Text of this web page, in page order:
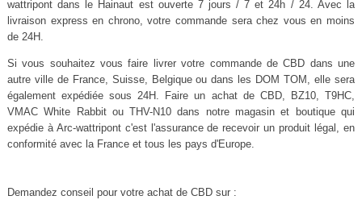
wattripont dans le Hainaut est ouverte 7 jours / 7 et 24h / 24. Avec la
livraison express en chrono, votre commande sera chez vous en moins
de 24H.
Si vous souhaitez vous faire livrer votre commande de CBD dans une
autre ville de France, Suisse, Belgique ou dans les DOM TOM, elle sera
également expédiée sous 24H. Faire un achat de CBD, BZ10, T9HC,
VMAC White Rabbit ou THV-N10 dans notre magasin et boutique qui
expédie à Arc-wattripont c'est l'assurance de recevoir un produit légal, en
conformité avec la France et tous les pays d'Europe.
Demandez conseil pour votre achat de CBD sur :